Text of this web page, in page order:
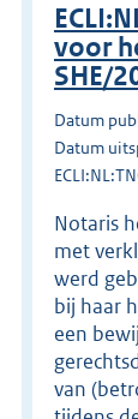
voor
SHE/
Datum
Datum
Notaris
met
werd
bij haar
een
van